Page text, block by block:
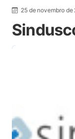
25 de novembro de